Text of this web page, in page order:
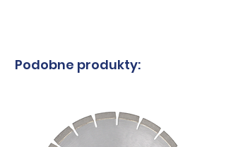
Podobne produkty: